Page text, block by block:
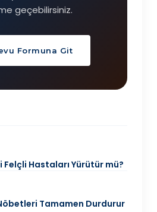
geçebilirsiniz.
Formuna Git
Felçli Hastaları Yürütür mü?
Tamamen Durdurur